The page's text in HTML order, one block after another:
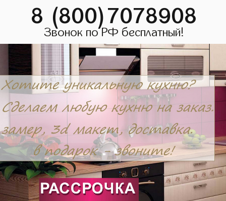
8 (800)7078908
Звонок по РФ бесплатный!